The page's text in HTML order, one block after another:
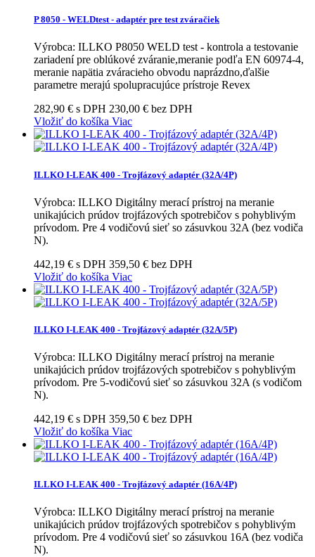
P 8050 - WELDtest - adaptér pre test zváračiek
Výrobca: ILLKO P8050 WELD test - kontrola a testovanie
zariadení pre oblúkové zváranie,meranie podľa EN 60974-4,
meranie napätia zváracieho obvodu naprázdno,ďalšie
parametre merajú spolupracujúce prístroje Revex
282,90 € s DPH 230,00 € bez DPH
Vložiť do košíka Viac
ILLKO I-LEAK 400 - Trojfázový adaptér (32A/4P)
Výrobca: ILLKO Digitálny merací prístroj na meranie
unikajúcich prúdov trojfázových spotrebičov s pohyblivým
prívodom. Pre 4 vodičovú sieť so zásuvkou 32A (bez vodiča
N).
442,19 € s DPH 359,50 € bez DPH
Vložiť do košíka Viac
ILLKO I-LEAK 400 - Trojfázový adaptér (32A/5P)
Výrobca: ILLKO Digitálny merací prístroj na meranie
unikajúcich prúdov trojfázových spotrebičov s pohyblivým
prívodom. Pre 5-vodičovú sieť so zásuvkou 32A (s vodičom
N).
442,19 € s DPH 359,50 € bez DPH
Vložiť do košíka Viac
ILLKO I-LEAK 400 - Trojfázový adaptér (16A/4P)
Výrobca: ILLKO Digitálny merací prístroj na meranie
unikajúcich prúdov trojfázových spotrebičov s pohyblivým
prívodom. Pre 4 vodičovú sieť so zásuvkou 16A (bez vodiča
N).